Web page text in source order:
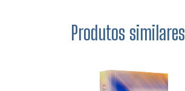
Produtos similares